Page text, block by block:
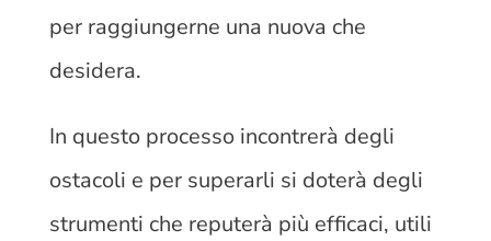
per raggiungerne una nuova che
desidera.
In questo processo incontrerà degli
ostacoli e per superarli si doterà degli
strumenti che reputerà più efficaci, utili